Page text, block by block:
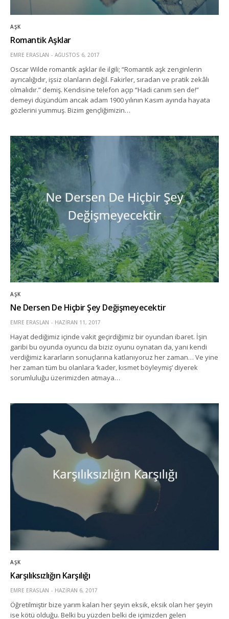
AŞK
Romantik Aşklar
EMRE ERASLAN AĞUSTOS 6, 2017
Oscar Wilde romantik aşklar ile ilgili; “Romantik aşk zenginlerin
ayrıcalığıdır, işsiz olanların değil. Fakirler, sıradan ve pratik zekâlı
olmalıdır.” demiş. Kendisine telefon açıp “Hadi canım sen de!”
demeyi düşündüm ancak adam 1900 yılının Kasım ayında hayata
gözlerini yummuş. Bizim gençliğimizin…
AŞK
Ne Dersen De Hiçbir Şey Değişmeyecektir
EMRE ERASLAN HAZIRAN 11, 2017
Hayat dediğimiz içinde vakit geçirdiğimiz bir oyundan ibaret. İşin
garibi bu oyunda oyuncu da biziz oyunu oynatan da, yani kendi
verdiğimiz kararların sonuçlarına katlanıyoruz her zaman… Ve yine
her zaman tüm bu olanlara ‘kader, kısmet böyleymiş’ diyerek
sorumluluğu üzerimizden atmaya…
AŞK
Karşılıksızlığın Karşılığı
EMRE ERASLAN HAZIRAN 6, 2017
Öğretilmiştir bize yarım kalan her şeyin eksik, eksik olan her şeyin
ise kötü olduğu. Belki bu yüzden belki de içimizden gelen